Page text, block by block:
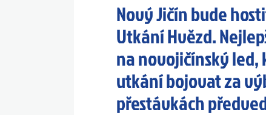
Nový Jičín bude
Utkání Hvězd.
na novojičínský led,
utkání bojovat za
přestávkách